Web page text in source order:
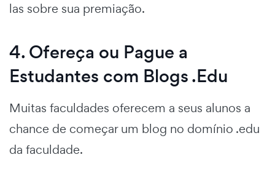
las sobre sua premiação.
4. Ofereça ou Pague a
Estudantes com Blogs .Edu
Muitas faculdades oferecem a seus alunos a
chance de começar um blog no domínio .edu
da faculdade.